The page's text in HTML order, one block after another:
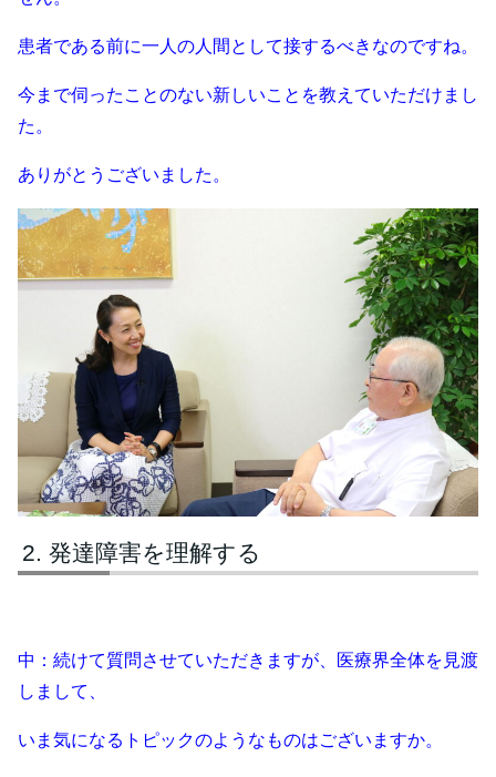
患者である前に一人の人間として接するべきなのですね。
今まで伺ったことのない新しいことを教えていただけまし
た。
ありがとうございました。
発達障害を理解する
中：続けて質問させていただきますが、医療界全体を見渡
しまして、
いま気になるトピックのようなものはございますか。